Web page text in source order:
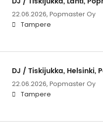
22.06.2026, Popmaster Oy
Tampere
DJ / Tiskijukka, Helsinki,
22.06.2026, Popmaster Oy
Tampere